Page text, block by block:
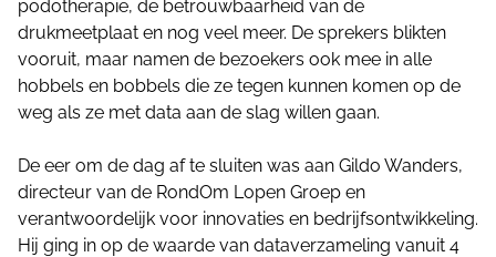
podotherapie, de betrouwbaarheid van de
drukmeetplaat en nog veel meer. De sprekers blikten
vooruit, maar namen de bezoekers ook mee in alle
hobbels en bobbels die ze tegen kunnen komen op de
weg als ze met data aan de slag willen gaan.
De eer om de dag af te sluiten was aan Gildo Wanders,
directeur van de RondOm Lopen Groep en
verantwoordelijk voor innovaties en bedrijfsontwikkeling.
Hij ging in op de waarde van dataverzameling vanuit 4